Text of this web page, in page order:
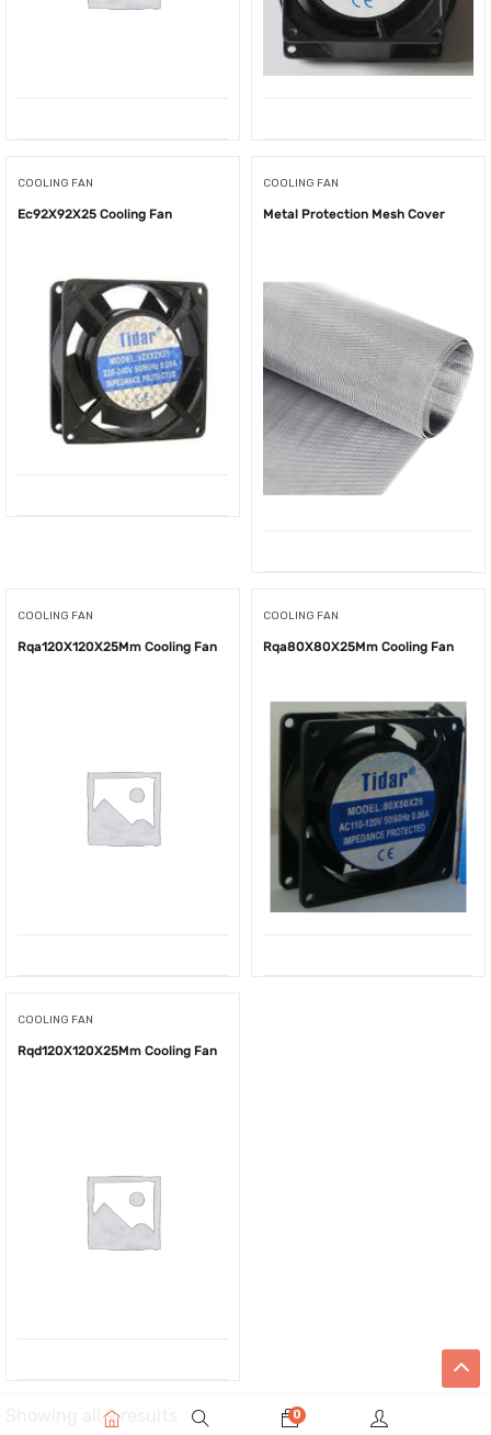
COOLING FAN
Ec92X92X25 Cooling Fan
COOLING FAN
Metal Protection Mesh Cover
COOLING FAN
Rqa120X120X25Mm Cooling Fan
COOLING FAN
Rqa80X80X25Mm Cooling Fan
COOLING FAN
Rqd120X120X25Mm Cooling Fan
Showing all 9 results 0